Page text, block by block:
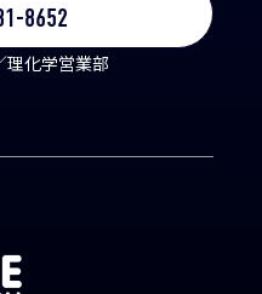
8652
理化学営業部